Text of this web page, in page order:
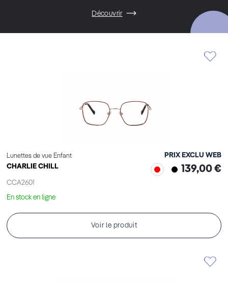
Découvrir
Lunettes de vue Enfant
CHARLIE CHILL
CCA2601
PRIX EXCLU WEB
139,00 €
En stock en ligne
Voir le produit